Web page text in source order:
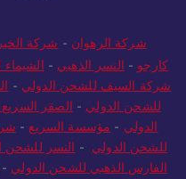
شركة الرهوان - شركة الخير
كارجو - النسر الذهبي -
شركة السيف للشحن الدولي -
للشحن الدولي - الصقر
الدولي - مؤسسة السريع -
للشحن الدولي - النسر للشحن
الفارس الذهبي للشحن الدولي